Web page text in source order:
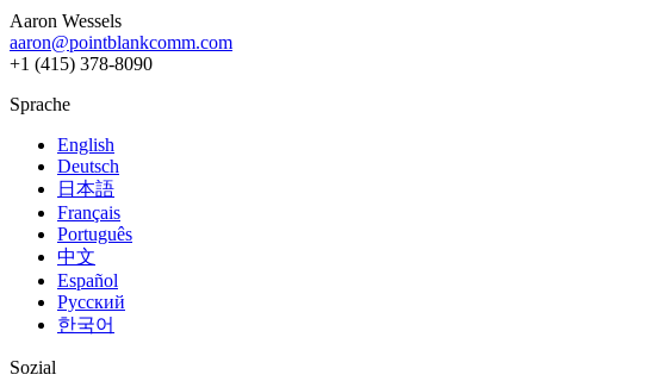
XR-Spiele
XR-Spiele plattformübergreifend starten
Vereinfachte Entwicklung von Multiplayer-Spielen
Aaron Wessels
aaron@pointblankcomm.com
+1 (415) 378-8090
Sprache
English
Deutsch
日本語
Français
Português
中文
Español
Русский
한국어
Sozial